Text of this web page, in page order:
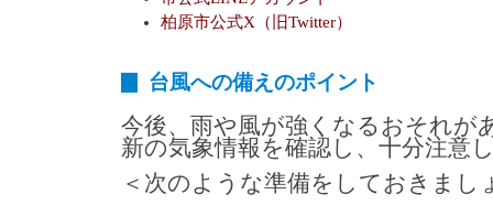
柏原市公式X（旧Twitter）
台風への備えのポイント
今後、雨や風が強くなるおそれが
新の気象情報を確認し、十分注意
＜次のような準備をしておきまし